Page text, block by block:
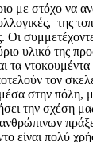
με στόχο να
της
Οι
υλικό της
τα
τον
στην πόλη,
την σχέση
είναι πολύ